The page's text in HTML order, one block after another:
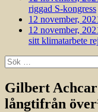
riggad S-kongress
12 november,
12 november,
sitt klimatarbete
Sök
efter:
Gilbert
långtifrån